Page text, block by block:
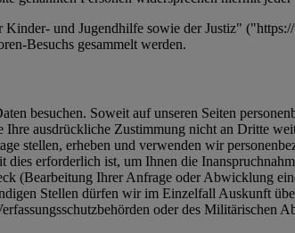
und Jugendhilfe sowie der Justiz"
Besuchs gesammelt werden.
besuchen. Soweit auf unseren Seiten
ausdrückliche Zustimmung nicht an Dritte
stellen, erheben und verwenden wir
erforderlich ist, um Ihnen die
(Bearbeitung Ihrer Anfrage oder Abwicklung
Stellen dürfen wir im Einzelfall Auskunft
oder des Militärischen